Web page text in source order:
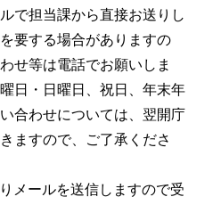
で担当課から直接お送りし
要する場合がありますの
せ等は電話でお願いしま
日・日曜日、祝日、年末年
合わせについては、翌開庁
ますので、ご了承くださ
メールを送信しますので受